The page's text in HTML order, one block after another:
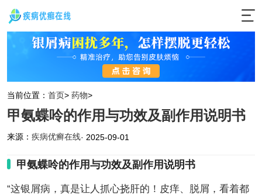
当前位置： 首页> 药物>
甲氨蝶呤的作用与功效及副作用说明书
来源： 疾病优癣在线· 2025-09-01
甲氨蝶呤的作用与功效及副作用说明书
“这银屑病，真是让人抓心挠肝的！皮痒、脱屑，看着都